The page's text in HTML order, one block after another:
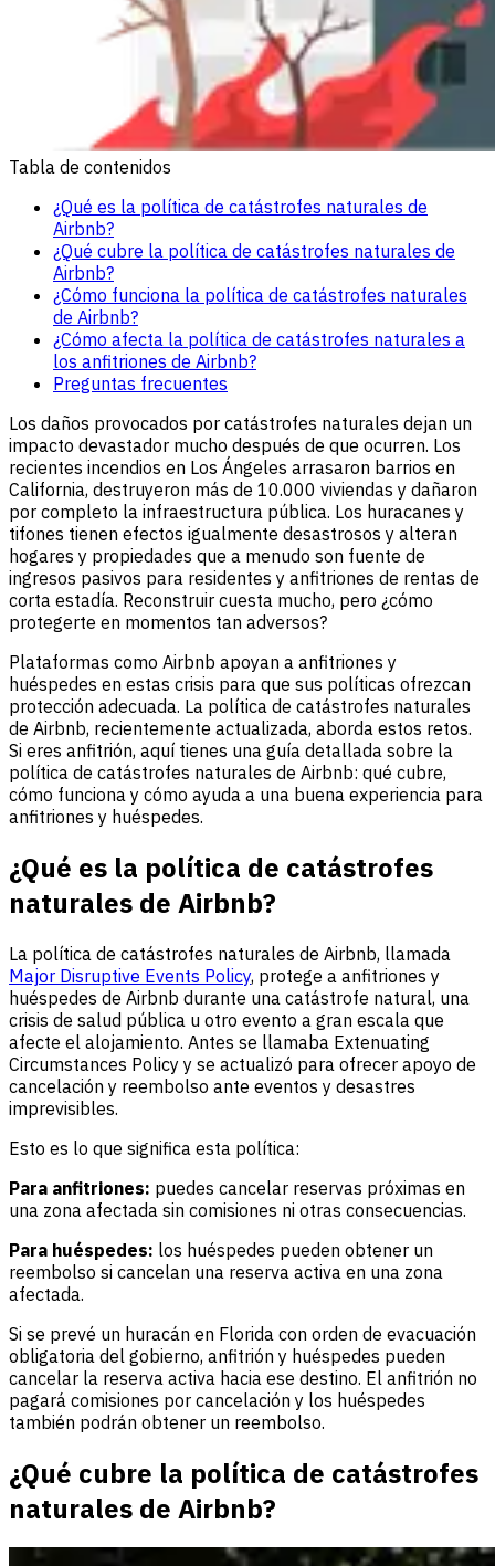
Tabla de contenidos
¿Qué es la política de catástrofes naturales de
Airbnb?
¿Qué cubre la política de catástrofes naturales de
Airbnb?
¿Cómo funciona la política de catástrofes naturales
de Airbnb?
¿Cómo afecta la política de catástrofes naturales a
los anfitriones de Airbnb?
Preguntas frecuentes
Los daños provocados por catástrofes naturales dejan un
impacto devastador mucho después de que ocurren. Los
recientes incendios en Los Ángeles arrasaron barrios en
California, destruyeron más de 10.000 viviendas y dañaron
por completo la infraestructura pública. Los huracanes y
tifones tienen efectos igualmente desastrosos y alteran
hogares y propiedades que a menudo son fuente de
ingresos pasivos para residentes y anfitriones de rentas de
corta estadía. Reconstruir cuesta mucho, pero ¿cómo
protegerte en momentos tan adversos?
Plataformas como Airbnb apoyan a anfitriones y
huéspedes en estas crisis para que sus políticas ofrezcan
protección adecuada. La política de catástrofes naturales
de Airbnb, recientemente actualizada, aborda estos retos.
Si eres anfitrión, aquí tienes una guía detallada sobre la
política de catástrofes naturales de Airbnb: qué cubre,
cómo funciona y cómo ayuda a una buena experiencia para
anfitriones y huéspedes.
¿Qué es la política de catástrofes
naturales de Airbnb?
La política de catástrofes naturales de Airbnb, llamada
Major Disruptive Events Policy, protege a anfitriones y
huéspedes de Airbnb durante una catástrofe natural, una
crisis de salud pública u otro evento a gran escala que
afecte el alojamiento. Antes se llamaba Extenuating
Circumstances Policy y se actualizó para ofrecer apoyo de
cancelación y reembolso ante eventos y desastres
imprevisibles.
Esto es lo que significa esta política:
Para anfitriones: puedes cancelar reservas próximas en
una zona afectada sin comisiones ni otras consecuencias.
Para huéspedes: los huéspedes pueden obtener un
reembolso si cancelan una reserva activa en una zona
afectada.
Si se prevé un huracán en Florida con orden de evacuación
obligatoria del gobierno, anfitrión y huéspedes pueden
cancelar la reserva activa hacia ese destino. El anfitrión no
pagará comisiones por cancelación y los huéspedes
también podrán obtener un reembolso.
¿Qué cubre la política de catástrofes
naturales de Airbnb?